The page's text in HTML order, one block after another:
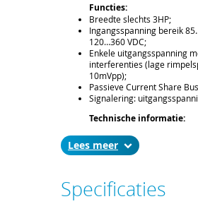
Functies:
Breedte slechts 3HP;
Ingangsspanning bereik
120…360 VDC;
Enkele uitgangsspanning
interferenties (lage
10mVpp);
Passieve Current Share
Signalering:
Technische informatie:
Stroom: 1,7A;
Vermogen: 41W.
19” compatibel voeding,
breedte 3HP, diepte
Lees
Specificaties